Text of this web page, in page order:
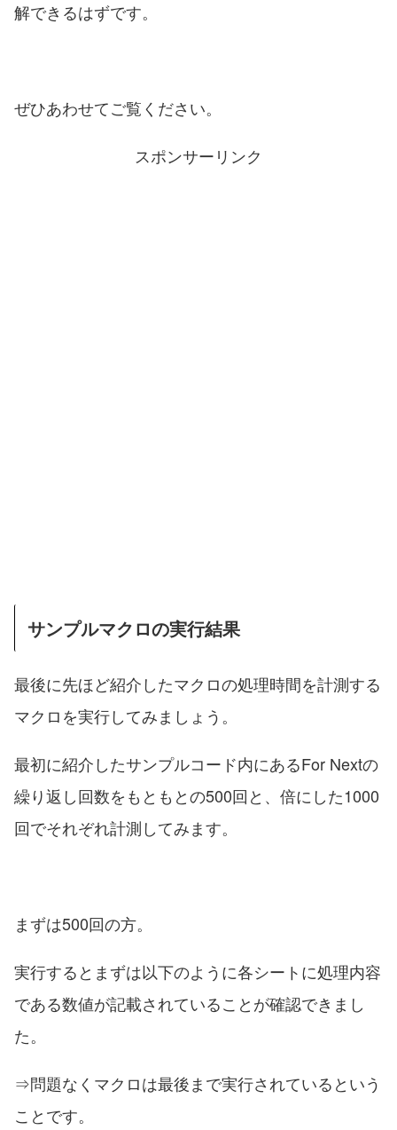
解できるはずです。
ぜひあわせてご覧ください。
スポンサーリンク
サンプルマクロの実行結果
最後に先ほど紹介したマクロの処理時間を計測する
マクロを実行してみましょう。
最初に紹介したサンプルコード内にあるFor Nextの
繰り返し回数をもともとの500回と、倍にした1000
回でそれぞれ計測してみます。
まずは500回の方。
実行するとまずは以下のように各シートに処理内容
である数値が記載されていることが確認できまし
た。
⇒問題なくマクロは最後まで実行されているという
ことです。